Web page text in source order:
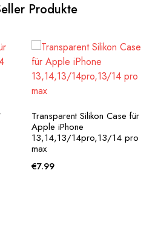
Produkte
Transparent Silikon Case für
Apple iPhone
13,14,13/14pro,13/14 pro
max
€7.99